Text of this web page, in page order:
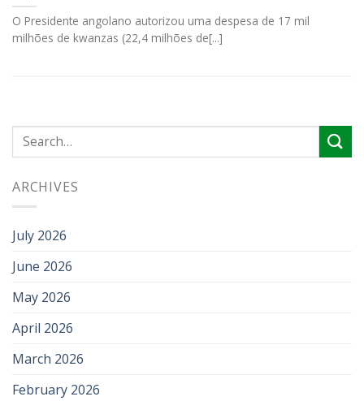
O Presidente angolano autorizou uma despesa de 17 mil
milhões de kwanzas (22,4 milhões de[...]
ARCHIVES
July 2026
June 2026
May 2026
April 2026
March 2026
February 2026